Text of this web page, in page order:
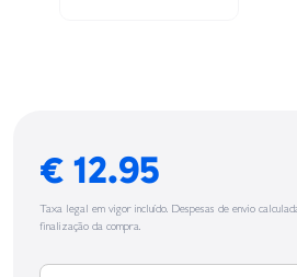
€ 12.95
Taxa legal em vigor incluído. Despesas de envio
finalização da compra.